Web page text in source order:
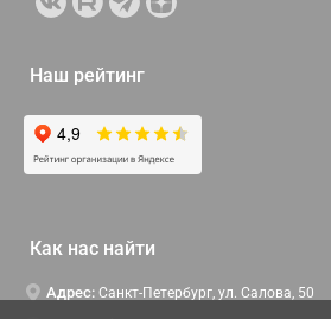
Наш рейтинг
Как нас найти
Адрес: Санкт-Петербург, ул. Салова, 50